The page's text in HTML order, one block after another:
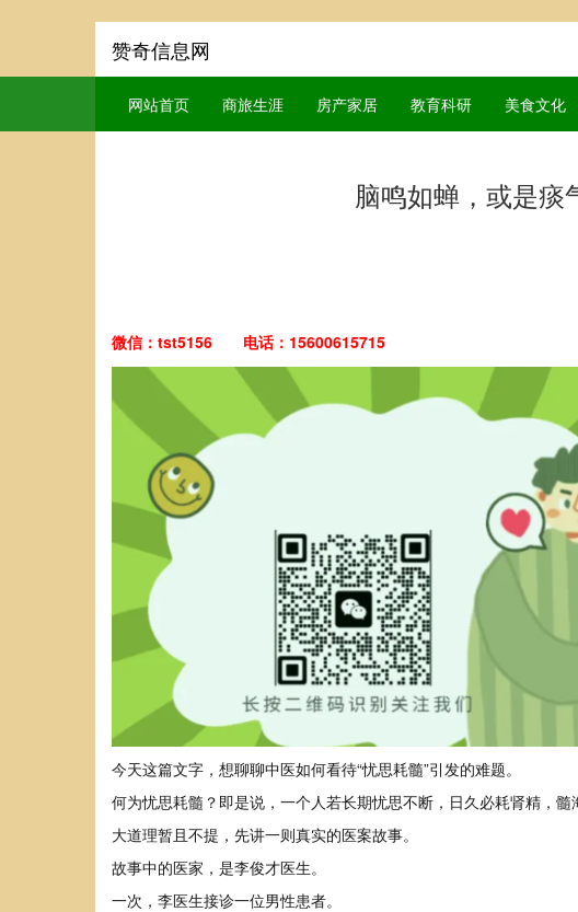
赞奇信息网
网站首页 商旅生涯 房产家居 教育科研 美食文化
脑鸣如蝉，或是痰
微信：tst5156 电话：15600615715
今天这篇文字，想聊聊中医如何看待“忧思耗髓”引发的难题。
何为忧思耗髓？即是说，一个人若长期忧思不断，日久必耗肾精，髓
大道理暂且不提，先讲一则真实的医案故事。
故事中的医家，是李俊才医生。
一次，李医生接诊一位男性患者。